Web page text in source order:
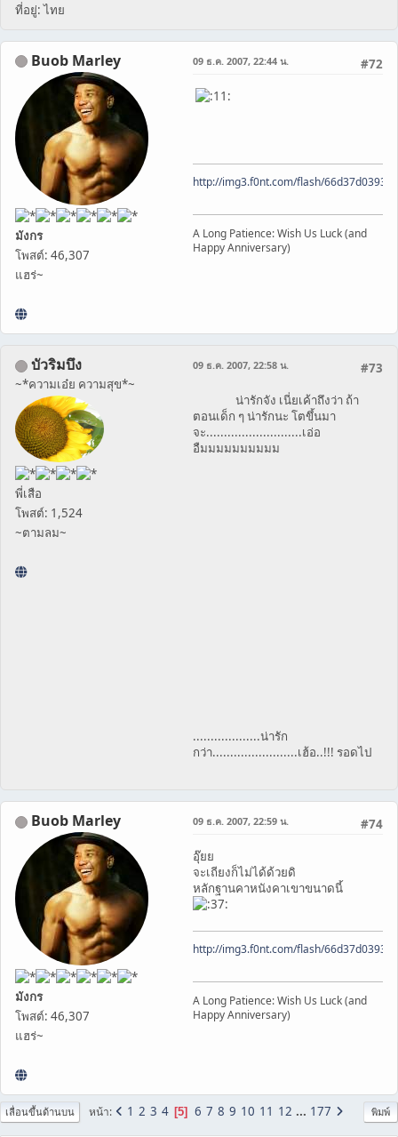
ที่อยู่: ไทย
Buob Marley
มังกร
โพสต์: 46,307
แฮร่~
#72
09 ธ.ค. 2007, 22:44 น.
http://img3.f0nt.com/flash/
A Long Patience: Wish Us Luck (and
Happy Anniversary)
บัวริมบึง
~*ความเอ๋ย ความสุข*~
พี่เสือ
โพสต์: 1,524
~ตามลม~
#73
09 ธ.ค. 2007, 22:58 น.
น่ารักจัง เนี่ยเค้าถึงว่า ถ้า
ตอนเด็ก ๆ น่ารักนะ โตขึ้นมา
จะ...........................เอ่อ
อืมมมมมมมมมม
...................น่ารัก
กว่า........................เฮ้อ..!!! รอดไป
Buob Marley
มังกร
โพสต์: 46,307
แฮร่~
#74
09 ธ.ค. 2007, 22:59 น.
อุ๊ยย
จะเถียงก็ไม่ได้ด้วยดิ
หลักฐานคาหนังคาเขาขนาดนี้
http://img3.f0nt.com/flash/
A Long Patience: Wish Us Luck (and
Happy Anniversary)
พิมพ์
เลื่อนขึ้นด้านบน หน้า 1 2 3 4 5 6 7 8 9 10 11 12 ... 177